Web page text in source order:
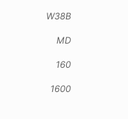
W38B
MD
160
1600